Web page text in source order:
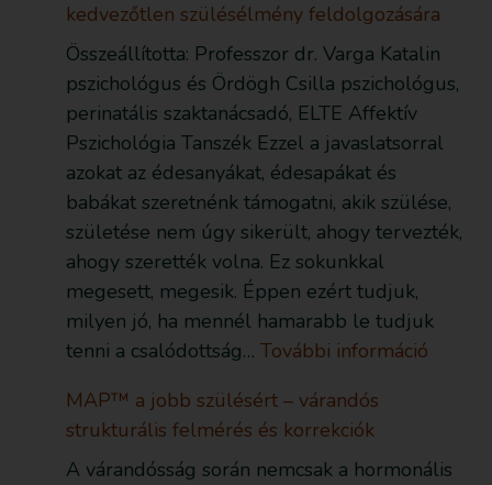
kedvezőtlen szülésélmény feldolgozására
Összeállította: Professzor dr. Varga Katalin
pszichológus és Ördögh Csilla pszichológus,
perinatális szaktanácsadó, ELTE Affektív
Pszichológia Tanszék Ezzel a javaslatsorral
azokat az édesanyákat, édesapákat és
babákat szeretnénk támogatni, akik szülése,
születése nem úgy sikerült, ahogy tervezték,
ahogy szerették volna. Ez sokunkkal
megesett, megesik. Éppen ezért tudjuk,
milyen jó, ha mennél hamarabb le tudjuk
tenni a csalódottság… További információ
MAP™ a jobb szülésért – várandós
strukturális felmérés és korrekciók
A várandósság során nemcsak a hormonális